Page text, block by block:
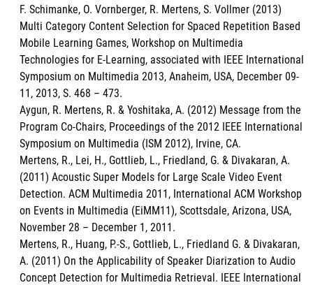
F. Schimanke, O. Vornberger, R. Mertens, S. Vollmer (2013)
Multi Category Content Selection for Spaced Repetition Based
Mobile Learning Games, Workshop on Multimedia
Technologies for E-Learning, associated with IEEE International
Symposium on Multimedia 2013, Anaheim, USA, December 09-
11, 2013, S. 468 – 473.
Aygun, R. Mertens, R. & Yoshitaka, A. (2012) Message from the
Program Co-Chairs, Proceedings of the 2012 IEEE International
Symposium on Multimedia (ISM 2012), Irvine, CA.
Mertens, R., Lei, H., Gottlieb, L., Friedland, G. & Divakaran, A.
(2011) Acoustic Super Models for Large Scale Video Event
Detection. ACM Multimedia 2011, International ACM Workshop
on Events in Multimedia (EiMM11), Scottsdale, Arizona, USA,
November 28 – December 1, 2011.
Mertens, R., Huang, P.-S., Gottlieb, L., Friedland G. & Divakaran,
A. (2011) On the Applicability of Speaker Diarization to Audio
Concept Detection for Multimedia Retrieval. IEEE International